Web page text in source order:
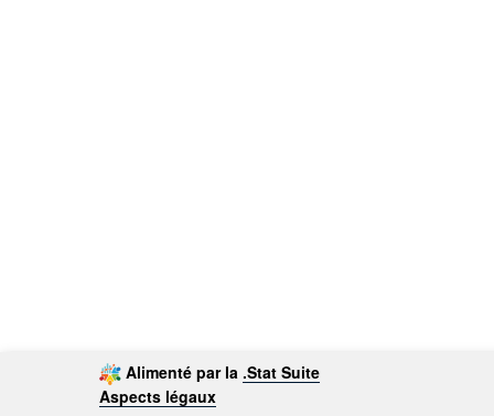
Alimenté par la .Stat Suite
Aspects légaux